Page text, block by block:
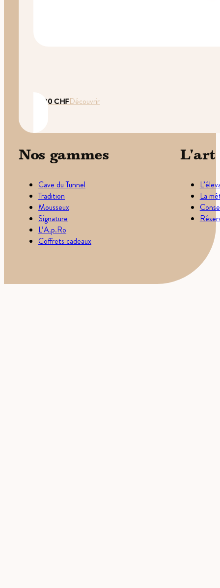
35.00CHFDécouvrir
Nos gammes
Cave du Tunnel
Tradition
Mousseux
Signature
L’A.p.Ro
Coffrets cadeaux
L'art
La